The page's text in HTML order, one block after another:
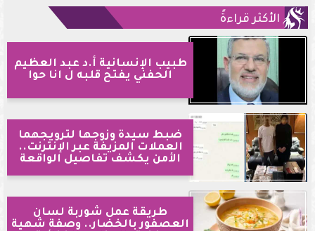
الأكثر قراءةً
طبيب الإنسانية أ.د عبد العظيم
الحفني يفتح قلبه ل انا حوا
ضبط سيدة وزوجها لترويجهما
العملات المزيفة عبر الإنترنت..
الأمن يكشف تفاصيل الواقعة
طريقة عمل شوربة لسان
العصفور بالخضار.. وصفة شهية